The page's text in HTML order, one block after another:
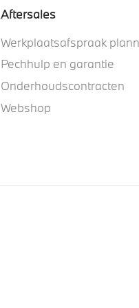
Aftersales
Werkplaatsafspraak
Pechhulp en garantie
Onderhoudscontracten
Webshop